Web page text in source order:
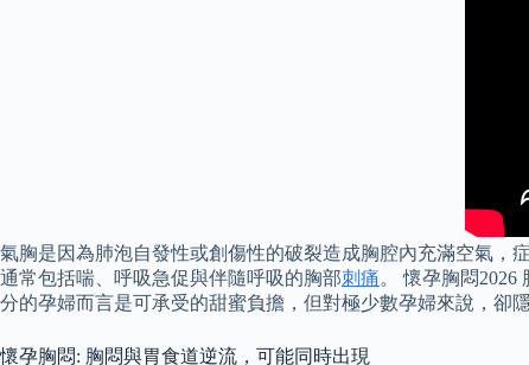
氣胸是因為肺泡自發性或創傷性的破裂造成胸腔內充滿空氣，
通常包括喘、呼吸急促與伴隨呼吸的胸部刺痛。 懷孕胸悶
分的孕婦而言是可承受的甜蜜負擔，但對極少數孕婦來說，卻
懷孕胸悶: 胸悶與胃食道逆流，可能同時出現